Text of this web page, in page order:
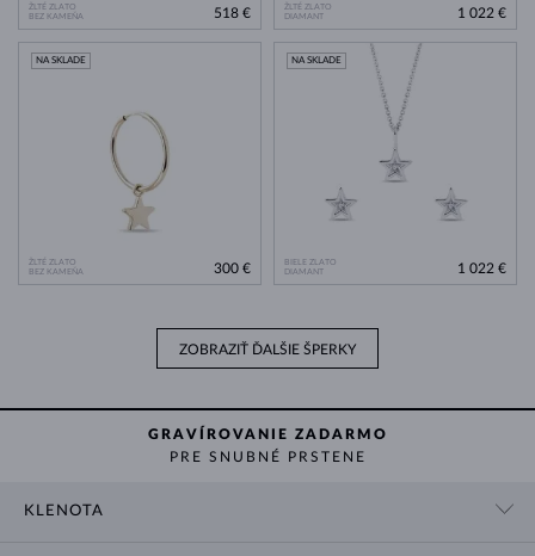
ŽLTÉ ZLATO
BEZ KAMEŇA
518 €
ŽLTÉ ZLATO
DIAMANT
1 022 €
ŽLTÉ ZLATO
BEZ KAMEŇA
NA SKLADE
300 €
BIELE ZLATO
DIAMANT
NA SKLADE
1 022 €
ZOBRAZIŤ ĎALŠIE ŠPERKY
GRAVÍROVANIE ZADARMO
PRE SNUBNÉ PRSTENE
KLENOTA